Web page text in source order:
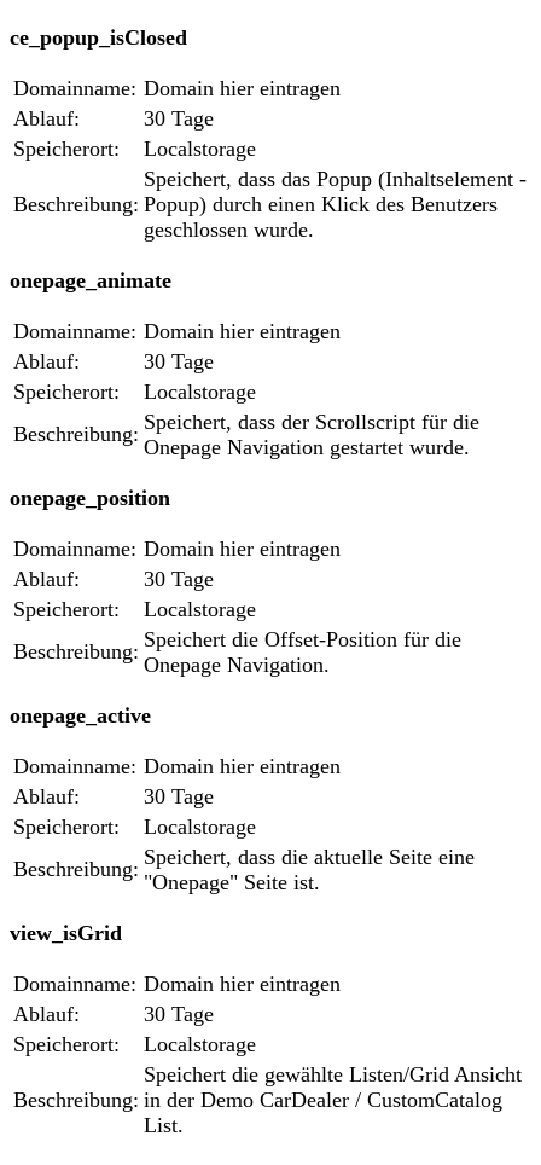
ce_popup_isClosed
Domainname: Domain hier eintragen
Ablauf:
30 Tage
Speicherort:
Localstorage
Beschreibung:
Speichert, dass das Popup (Inhaltselement -
Popup) durch einen Klick des Benutzers
geschlossen wurde.
onepage_animate
Domainname: Domain hier eintragen
Ablauf:
30 Tage
Speicherort:
Localstorage
Beschreibung: Speichert, dass der Scrollscript für die
Onepage Navigation gestartet wurde.
onepage_position
Domainname: Domain hier eintragen
Ablauf:
30 Tage
Speicherort:
Localstorage
Beschreibung: Speichert die Offset-Position für die
Onepage Navigation.
onepage_active
Domainname: Domain hier eintragen
Ablauf:
30 Tage
Speicherort:
Localstorage
Beschreibung: Speichert, dass die aktuelle Seite eine
"Onepage" Seite ist.
view_isGrid
Domainname: Domain hier eintragen
Ablauf:
30 Tage
Speicherort:
Localstorage
Beschreibung:
Speichert die gewählte Listen/Grid Ansicht
in der Demo CarDealer / CustomCatalog
List.